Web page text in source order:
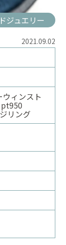
ジュエリー
2021.09.02
ィンスト
リング